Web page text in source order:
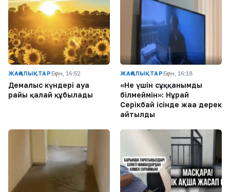
ЖАҢАЛЫҚТАР Бүгін, 16:52
Демалыс күндері ауа
райы қалай құбылады
ЖАҢАЛЫҚТАР Бүгін, 16:18
«Не үшін сұққанымды
білмеймін»: Нұрай
Серікбай ісінде жаңа дерек
айтылды